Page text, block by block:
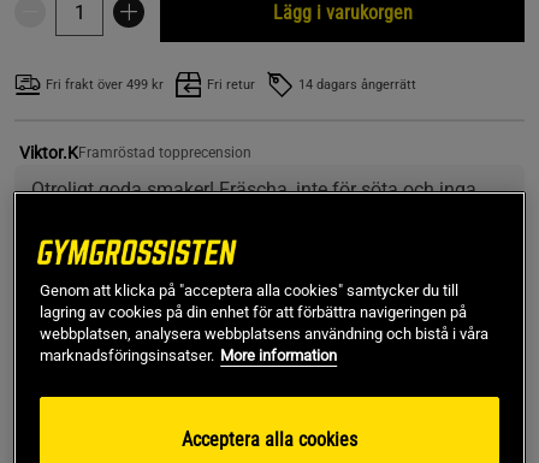
Lägg i varukorgen
Fri frakt över 499 kr Fri retur 14 dagars ångerrätt
Viktor.KFramröstad topprecension
Otroligt goda smaker! Fräscha, inte för söta och inga
SKU #FP51456-1R | EAN 17350139070000
GoWell Funktionsdryck 33cl är en god, kolsyrad dryck
tillverkad av svenskt vatten. Med 10 vitaminer, 2 mineraler
Genom att klicka på "acceptera alla cookies" samtycker du till
lagring av cookies på din enhet för att förbättra navigeringen på
webbplatsen, analysera webbplatsens användning och bistå i våra
marknadsföringsinsatser. More information
Acceptera alla cookies